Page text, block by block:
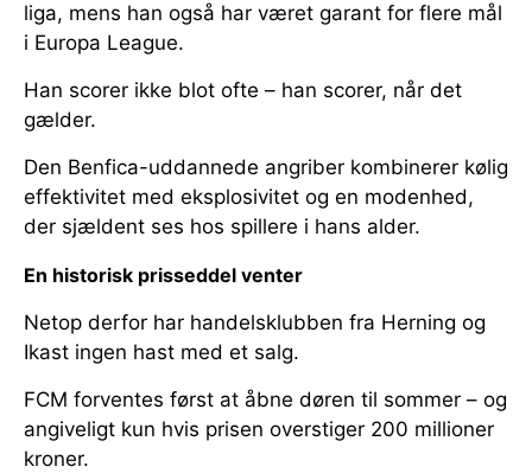
liga, mens han også har været garant for flere mål
i Europa League.
Han scorer ikke blot ofte – han scorer, når det
gælder.
Den Benfica-uddannede angriber kombinerer kølig
effektivitet med eksplosivitet og en modenhed,
der sjældent ses hos spillere i hans alder.
En historisk prisseddel venter
Netop derfor har handelsklubben fra Herning og
Ikast ingen hast med et salg.
FCM forventes først at åbne døren til sommer – og
angiveligt kun hvis prisen overstiger 200 millioner
kroner.